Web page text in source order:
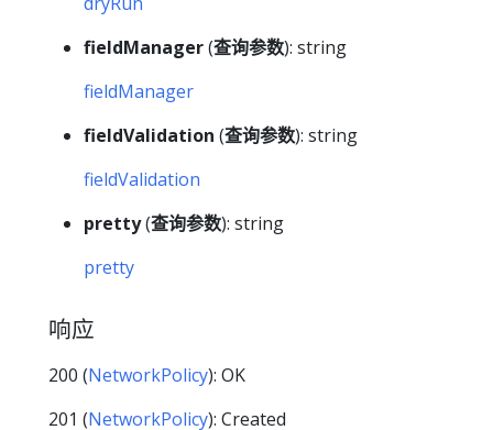
fieldManager(查询参数): string
fieldManager
fieldValidation (查询参数): string
fieldValidation
pretty(查询参数): string
pretty
响应
200 (NetworkPolicy): OK
201 (NetworkPolicy): Created